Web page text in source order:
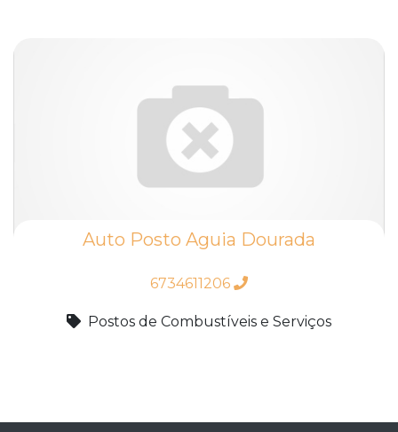
Auto Posto Aguia Dourada
6734611206
Postos de Combustíveis e Serviços